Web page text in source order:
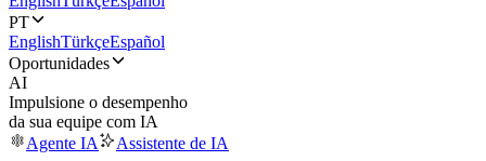
PT
EnglishTürkçeEspañol
Oportunidades
AI
Impulsione o desempenho
da sua equipe com IA
Agente IA
Assistente de IA